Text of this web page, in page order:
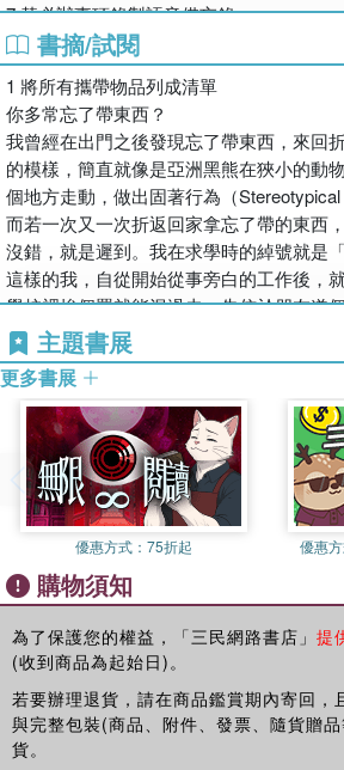
□ 不會察言觀色，或有時過度揣測別人
這些是我作為社會的一員開始工作到今
煩惱清單。由於這些問題，我求學時每
假如各位也符合其中幾項，就可能是發
罹患者。
自我介紹晚了點。幸會，我叫中村郁，
的配音工作。同時，我也是在成年後被
當事人。
聽到發展障礙，有些人可能會覺得「什
舍。但是，發展障礙並不罕見。現在，
本人數正在迅速增加。
根據文部科學省的調查，日本小學生當
罹患發展障礙。假如再加上未經確診的
另外，最近成年出社會之後，發現有發
加當中。
我做不到普通人能夠輕鬆做到的事情。
障礙之前，我一直責怪自己是個沒有用
儘管拚命努力，周圍的人卻認為我不努
苦，就像在不斷解決沒有答案的問題。
總是搖搖欲墜，每一步都走得非常不穩
當時，同事接受檢查後發現自己有發展
我懷疑自己是否也有類似的情況，於是
診斷結果不出所料，就是發展障礙。我
症（ASD）與注意力不足過動症（
發展障礙主要有以下三種：自閉類群障
不足過動症（ADHD），以及學習障礙
SLD）。
7 替必辦事項錄製語音備忘錄
8 自行降低門檻
9 我們這些發展障礙者最大的陷阱是「報
10 每天必須撥出時間回一次訊息
11 別做零碎工作！
12 能夠即時回覆重要電子郵件的祕訣
13 愈是亢奮時，愈要有鳥的視角、魚的視
14 模仿成功者很危險
15 自行訂立詳細的期限，而不是提前去做
16 我們這些發展障礙者應該擁有的手記本
17 使用mahora筆記本
第2章 整理環境的生活妙招
19 藉由紙袋大作戰獲得清爽環境
21 單單一個透明文件夾就搞定
22 使用文明的利器：防丟標籤
23 每天丟一件自己的東西
24 進行重要的指差確認時要製造戲劇效果
25 備用品多一點才正好
27 避免電腦桌面一片混亂的技巧
29 穿戴的東西要重視功能性
30 借助專家的力量
31 先花五分鐘去做
32 試了不行就放棄
第3章 截長補短的工作術
書摘/試閱
1 將所有攜帶物品列成清單
你多常忘了帶東西？
我曾經在出門之後發現忘了帶東西，來回
的模樣，簡直就像是亞洲黑熊在狹小的動
個地方走動，做出固著行為（Stereotypical
而若一次又一次折返回家拿忘了帶的東
沒錯，就是遲到。我在求學時的綽號就是「
這樣的我，自從開始從事旁白的工作後，
學校裡挨個罵就能混過去，失信於朋友道
這樣次數也有限），但工作不同，只要遲
這種工作的人，就算說「遲到＝立刻開除
為了讓自己絕不忘了帶東西，我採取了非
所有攜帶物品列成清單。準備一塊白板或
的東西全部寫下來。
•智慧型手機 •手機充電器 •錢包 •手
•原子筆 •手記本 •名片夾 •電視臺入
我絕不能忘了帶的東西就是這些。
「這種東西不用特意寫下來也不會忘吧？
小心了！請牢牢記住「我們就是會忘記」。
另外，有幾天會冒出其他絕不能忘了帶的
匯款單、郵件或特殊的提交文件，這些務
上。而且出門前請務必逐一檢查。
這種方法雖然原始，但我靠這招有效防止
再強調一次，我們這些發展障礙者就是會
我們要回歸基本功，別輕忽了檢查。這樣
主題書展
更多書展
優惠方式： 75折起 優惠方
購物須知
為了保護您的權益，「三民網路書店」 提
(收到商品為起始日)。
若要辦理退貨，請在商品鑑賞期內寄回，
與完整包裝(商品、附件、發票、隨貨贈
貨。